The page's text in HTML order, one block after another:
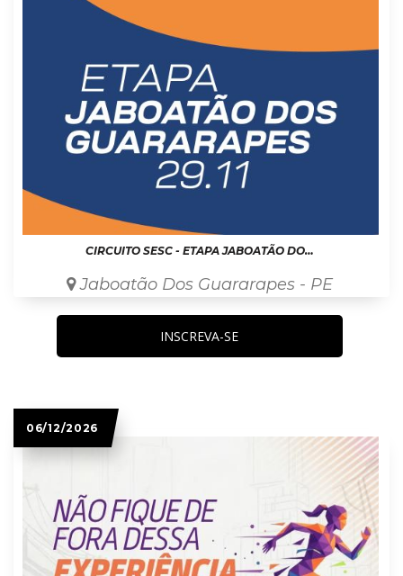
CIRCUITO SESC - ETAPA JABOATÃO DOS GUARARAPES
Jaboatão Dos Guararapes - PE
INSCREVA-SE
06/12/2026